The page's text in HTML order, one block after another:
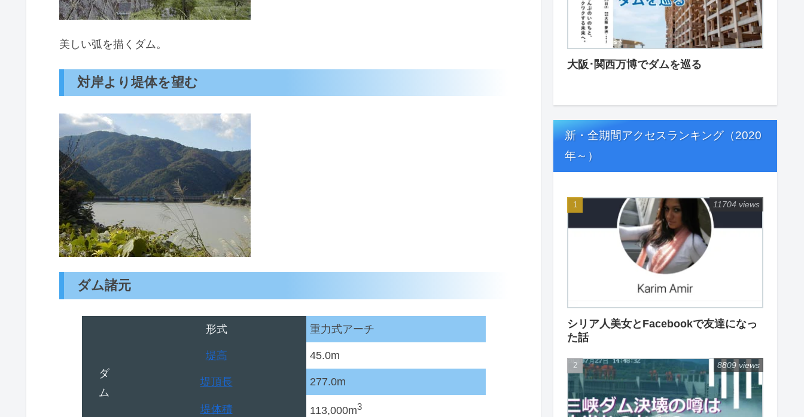
美しい弧を描くダム。
対岸より堤体を望む
ダム諸元
ダ
ム
形式 重力式アーチ
堤高 45.0m
堤頂長 277.0m
堤体積 113,000m3
大阪･関西万博でダムを巡る
新・全期間アクセスランキング（2020
年～）
シリア人美女とFacebookで友達になっ
た話
11704 views
8809 views